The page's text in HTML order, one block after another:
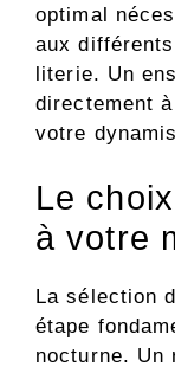
optimal
aux
literie. Un
directement
votre
Le
à votre
La sélection
étape
nocturne. Un